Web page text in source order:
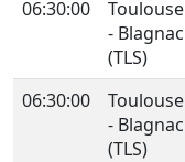
06:30:00
Toulouse
- Blagnac
(TLS)
06:30:00
Toulouse
- Blagnac
(TLS)